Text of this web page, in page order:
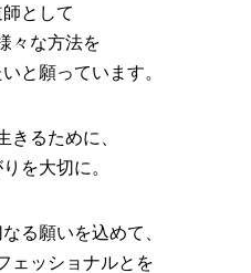
として
々な方法を
と願っています。
きるために、
を大切に。
る願いを込めて、
ェッショナルとを